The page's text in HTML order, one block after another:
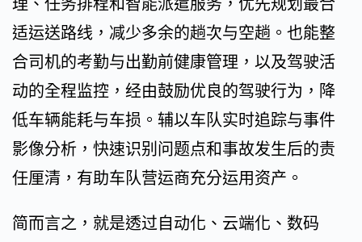
理、任务排程和智能派遣服务，优先规划最合
适运送路线，减少多余的趟次与空趟。也能整
合司机的考勤与出勤前健康管理，以及驾驶活
动的全程监控，经由鼓励优良的驾驶行为，降
低车辆能耗与车损。辅以车队实时追踪与事件
影像分析，快速识别问题点和事故发生后的责
任厘清，有助车队营运商充分运用资产。
简而言之，就是透过自动化、云端化、数码